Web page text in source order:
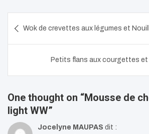
de
Wok de crevettes aux légumes et
Petits flans aux courgettes et
One thought on “Mousse de
light WW”
Jocelyne MAUPAS dit :